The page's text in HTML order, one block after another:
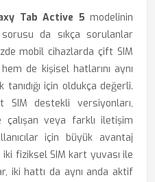
Tab Active 5 modelinin
sorusu da sıkça sorulanlar
mobil cihazlarda çift SIM
de kişisel hatlarını aynı
için oldukça değerli.
SIM destekli versiyonları,
veya farklı iletişim
için büyük avantaj
fiziksel SIM kart yuvası ile
iki hattı da aynı anda aktif